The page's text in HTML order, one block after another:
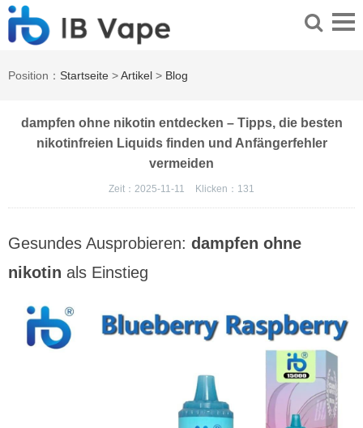
Position： Startseite >Artikel > Blog
dampfen ohne nikotin entdecken – Tipps, die besten
nikotinfreien Liquids finden und Anfängerfehler
vermeiden
Zeit：2025-11-11 Klicken： 131
Gesundes Ausprobieren: dampfen ohne
nikotin als Einstieg